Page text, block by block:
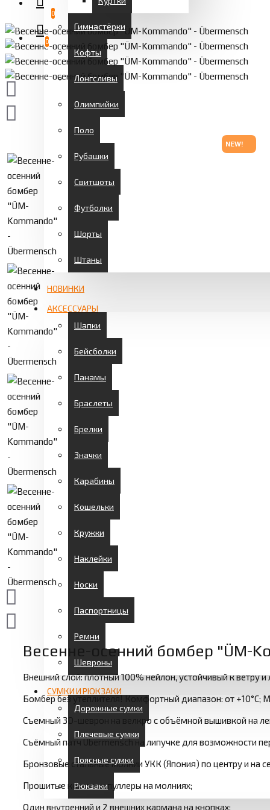
0
0
Гимнастёрки
Кофты
Лонгсливы
Олимпийки
Поло
Рубашки
Свитшоты
Футболки
Шорты
Штаны
НОВИНКИ
АКСЕССУАРЫ
Шапки
Бейсболки
Панамы
Браслеты
Брелки
Значки
Карабины
Кошельки
Кружки
Наклейки
Носки
Паспортницы
Ремни
Шевроны
СУМКИ И РЮКЗАКИ
Дорожные сумки
Плечевые сумки
Поясные сумки
Рюкзаки
NEW!
Весенне-осенний бомбер "ÜM-
Внешний слой: плотный 100% нейлон, устойчивый к ветру и
Бомбер без утеплителя! Комфортный диапазон: от +10°С;
Съемный 3D-шеврон на велкро с объёмной вышивкой на
Съёмный патч Übermensch на липучке для возможности
Бронзовые стальные молнии УКК (Япония) по центру и на
Прошитые кожаные пуллеры на молниях;
Один внутренний и 2 внешних кармана на кнопках;